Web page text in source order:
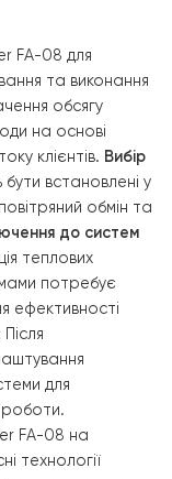
води до
значно менше
традиційними
витрати на
За
з тепловими
задану
оптимальні
пошкодження їх
води може
використання
через